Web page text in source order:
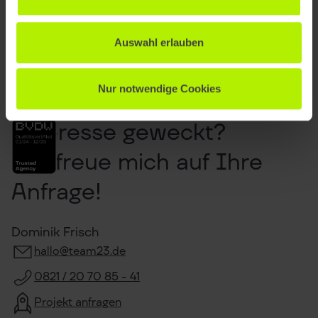
Auswahl erlauben
Nur notwendige Cookies
Interesse geweckt?
Ich freue mich auf Ihre
Anfrage!
Dominik Frisch
hallo@team23.de
0821 / 20 70 85 - 41
Projekt anfragen